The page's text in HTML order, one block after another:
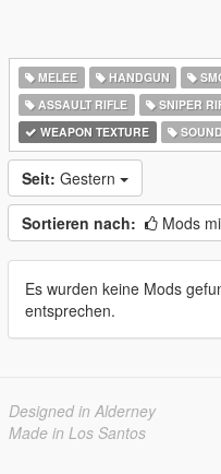
MELEE HANDGUN
ASSAULT RIFLE
SNIPER
WEAPON TEXTURE
Seit: Gestern
Sortieren nach: Mods
Es wurden keine Mods
entsprechen.
Designed in Alderney
Made in Los Santos